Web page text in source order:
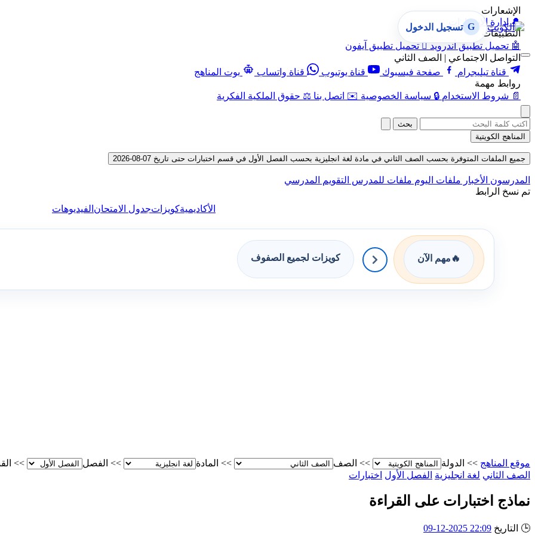
الإشعارات
🔔 إدارة الإشعارات
التطبيقات
🤖 تحميل تطبيق أندرويد  تحميل تطبيق آيفون
التواصل الاجتماعي | الصف الثاني
قناة تيليجرام
صفحة فيسبوك قناة يوتيوب قناة واتساب
بوت المناهج
روابط مهمة
📄 شروط الاستخدام 🔒 سياسة الخصوصية ✉️ اتصل بنا ⚖️ حقوق الملكية الفكرية
G تسجيل الدخول
بحث
المناهج الكويتية
جميع الملفات المتوفرة بحسب الصف الثاني في مادة لغة انجليزية بحسب الفصل الأول في قسم اختبارات حتى تاريخ 07-08-2026
المدرسون الأخبار ملفات اليوم ملفات للمدرس التقويم المدرسي
تم نسخ الرابط
الأكاديميةكويزاتجدول الامتحان الفيديوهات
🔥 مهم الآن كويزات لجميع الصفوف
موقع المناهج >> الدولة >> الصف >> المادة >> الفصل >>
الصف الثاني لغة انجليزية الفصل الأول اختبارات
نماذج اختبارات على القراءة
🕒 التاريخ 22:09 2025-12-09